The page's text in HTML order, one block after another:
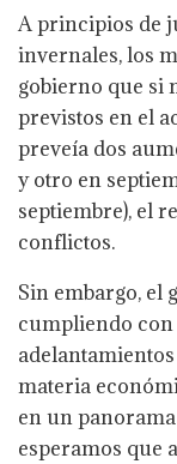
A principios de
invernales, los
gobierno que si
previstos en el
preveía dos
y otro en
septiembre), el
conflictos.
Sin embargo, el
cumpliendo
materia
en un
esperamos que